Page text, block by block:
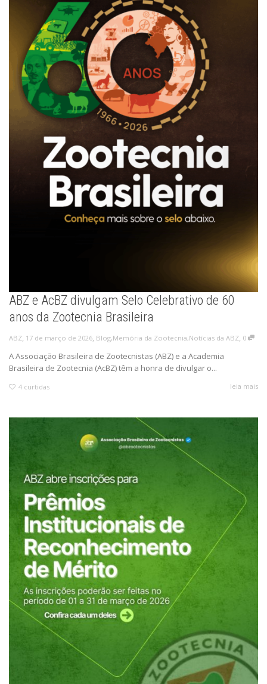
ABZ e AcBZ divulgam Selo Celebrativo de 60
anos da Zootecnia Brasileira
ABZ, 17 de março de 2026, Blog,Memória da Zootecnia,Notícias da ABZ, 0
A Associação Brasileira de Zootecnistas (ABZ) e a Academia
Brasileira de Zootecnia (AcBZ) têm a honra de divulgar o...
4 curtidas leia mais